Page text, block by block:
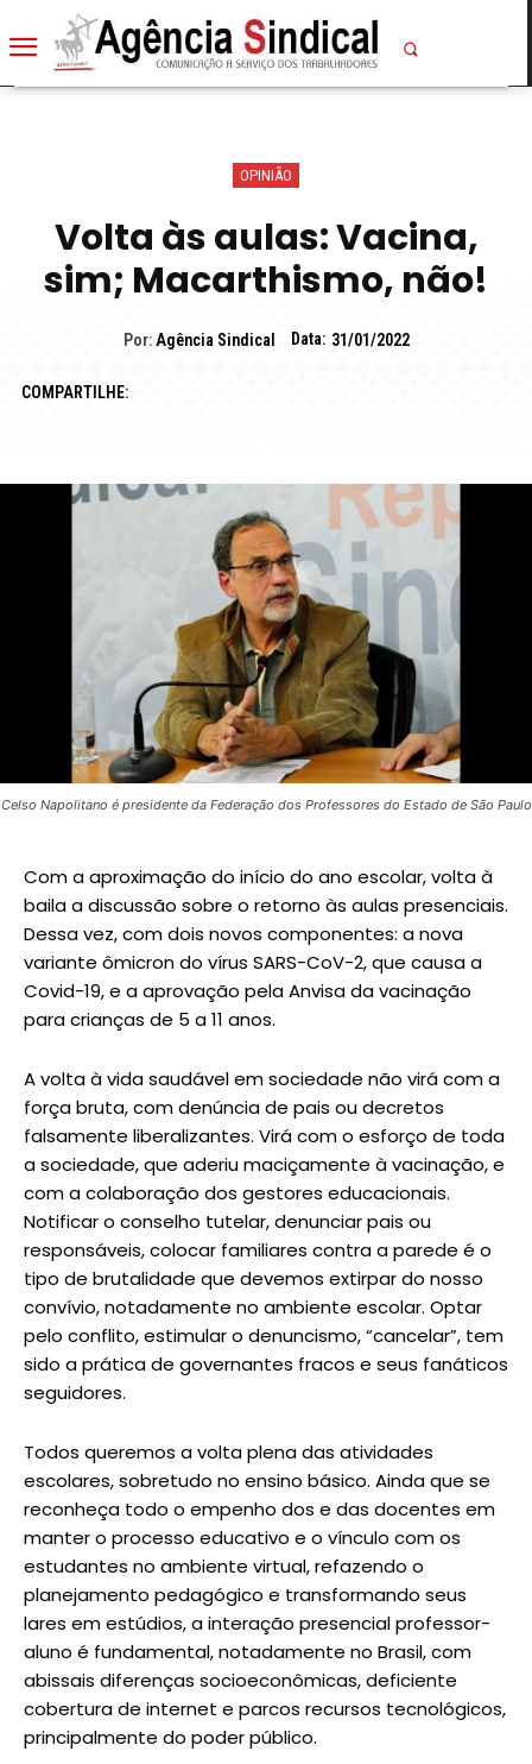
OPINIÃO
Volta às aulas: Vacina,
sim; Macarthismo, não!
Por: Agência Sindical Data: 31/01/2022
COMPARTILHE:
Celso Napolitano é presidente da Federação dos Professores do Estado de São Paulo
Com a aproximação do início do ano escolar, volta à
baila a discussão sobre o retorno às aulas presenciais.
Dessa vez, com dois novos componentes: a nova
variante ômicron do vírus SARS-CoV-2, que causa a
Covid-19, e a aprovação pela Anvisa da vacinação
para crianças de 5 a 11 anos.
A volta à vida saudável em sociedade não virá com a
força bruta, com denúncia de pais ou decretos
falsamente liberalizantes. Virá com o esforço de toda
a sociedade, que aderiu maciçamente à vacinação, e
com a colaboração dos gestores educacionais.
Notificar o conselho tutelar, denunciar pais ou
responsáveis, colocar familiares contra a parede é o
tipo de brutalidade que devemos extirpar do nosso
convívio, notadamente no ambiente escolar. Optar
pelo conflito, estimular o denuncismo, “cancelar”, tem
sido a prática de governantes fracos e seus fanáticos
seguidores.
Todos queremos a volta plena das atividades
escolares, sobretudo no ensino básico. Ainda que se
reconheça todo o empenho dos e das docentes em
manter o processo educativo e o vínculo com os
estudantes no ambiente virtual, refazendo o
planejamento pedagógico e transformando seus
lares em estúdios, a interação presencial professor-
aluno é fundamental, notadamente no Brasil, com
abissais diferenças socioeconômicas, deficiente
cobertura de internet e parcos recursos tecnológicos,
principalmente do poder público.